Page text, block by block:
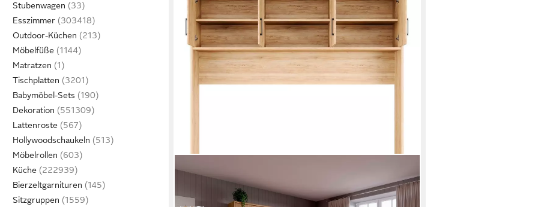
Stubenwagen
Esszimmer
Outdoor-Küchen
Möbelfüße
Matratzen
Tischplatten
Babymöbel-Sets
Dekoration
Lattenroste
Hollywoodschaukeln
Möbelrollen
Küche
Bierzeltgarnituren
Sitzgruppen
Bettaufsatz Bettbrücke, Schrankumbau Barkhausen
lieferbar in 4 Wochen